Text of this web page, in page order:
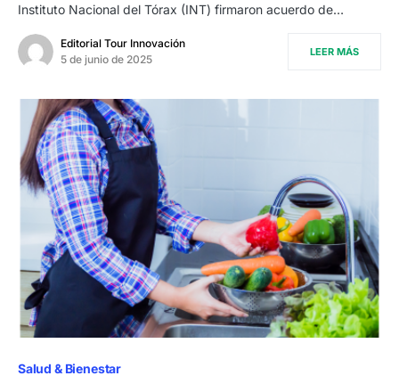
Instituto Nacional del Tórax (INT) firmaron acuerdo de…
Editorial Tour Innovación
5 de junio de 2025
LEER MÁS
Salud & Bienestar